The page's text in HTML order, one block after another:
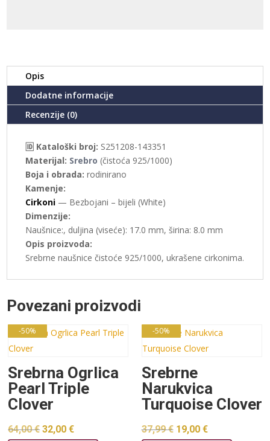
Opis
Dodatne informacije
Recenzije (0)
🆔 Kataloški broj: S251208-143351
Materijal: Srebro (čistoća 925/1000)
Boja i obrada: rodinirano
Kamenje:
Cirkoni — Bezbojani – bijeli (White)
Dimenzije:
Naušnice:, duljina (viseće): 17.0 mm, širina: 8.0 mm
Opis proizvoda:
Srebrne naušnice čistoće 925/1000, ukrašene cirkonima.
Povezani proizvodi
-50%
Srebrna Ogrlica
Pearl Triple
Clover
64,00€ Izvorna
32,00€
-50%
Srebrne
Narukvica
Turquoise Clover
37,99€ Izvorna
19,00 €